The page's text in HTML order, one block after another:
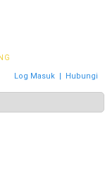
Log Masuk | Hubungi